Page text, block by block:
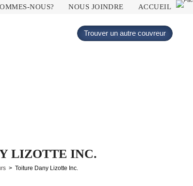
NOUS? NOUS JOINDRE ACCUEIL
Trouver un autre couvreur
LIZOTTE INC.
> Toiture Dany Lizotte Inc.